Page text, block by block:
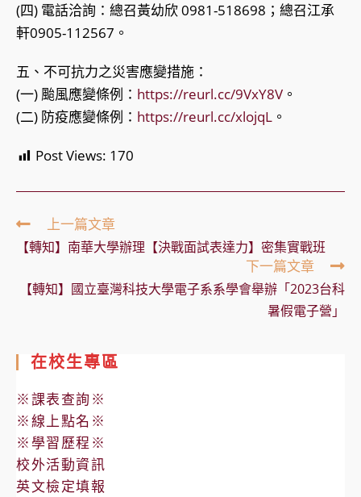
(四) 電話洽詢：總召黃幼欣 0981-518698；總召江承
軒0905-112567。
五、不可抗力之災害應變措施：
(一) 颱風應變條例： https://reurl.cc/9VxY8V 。
(二) 防疫應變條例： https://reurl.cc/xlojqL 。
Post Views: 170
Read
more
articles
上一篇文章
【轉知】南華大學辦理【決戰面試表達力】密集實戰班
下一篇文章
【轉知】國立臺灣科技大學電子系系學會舉辦「2023台科
暑假電子營」
在校生專區
※課表查詢※
※線上點名※
※學習歷程※
校外活動資訊
英文檢定填報